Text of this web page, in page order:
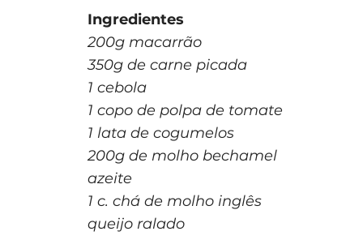
Ingredientes
200g macarrão
350g de carne picada
1 cebola
1 copo de polpa de tomate
1 lata de cogumelos
200g de molho bechamel
azeite
1 c. chá de molho inglês
queijo ralado